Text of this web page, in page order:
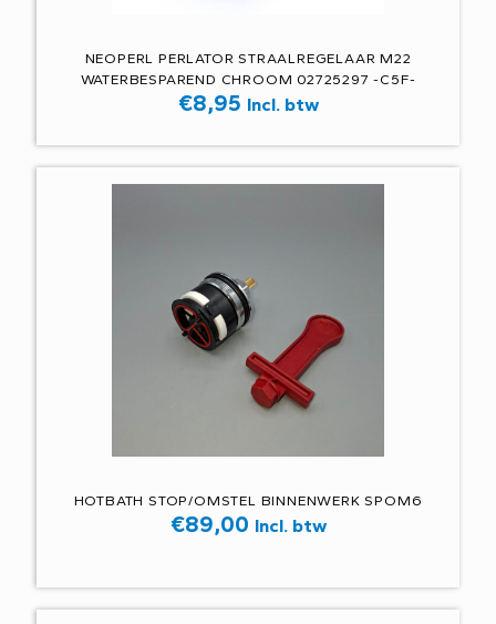
NEOPERL PERLATOR STRAALREGELAAR M22
WATERBESPAREND CHROOM 02725297 -C5F-
€8,95 Incl. btw
HOTBATH STOP/OMSTEL BINNENWERK SPOM6
€89,00 Incl. btw